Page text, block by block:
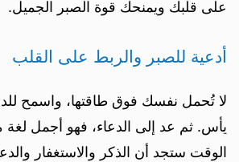
على قلبك ويمنحك قوة الصبر الجميل.
أدعية للصبر والربط على القلب
لا تُحمل نفسك فوق طاقتها، واسمح
يأس. ثم عد إلى الدعاء، فهو أجمل لغة
الوقت ستجد أن الذكر والاستغفار